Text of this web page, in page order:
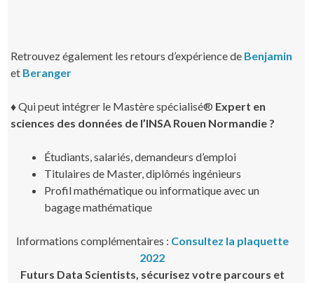
Retrouvez également les retours d’expérience de Benjamin
et Beranger
♦Qui peut intégrer le Mastère spécialisé® Expert en
sciences des données de l’INSA Rouen Normandie ?
Étudiants, salariés, demandeurs d’emploi
Titulaires de Master, diplômés ingénieurs
Profil mathématique ou informatique avec un
bagage mathématique
Informations complémentaires : Consultez la plaquette
2022
Futurs Data Scientists, sécurisez votre parcours et